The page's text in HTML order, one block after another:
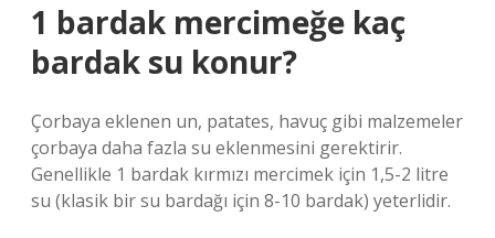
1 bardak mercimeğe kaç
bardak su konur?
Çorbaya eklenen un, patates, havuç gibi malzemeler
çorbaya daha fazla su eklenmesini gerektirir.
Genellikle 1 bardak kırmızı mercimek için 1,5-2 litre
su (klasik bir su bardağı için 8-10 bardak) yeterlidir.